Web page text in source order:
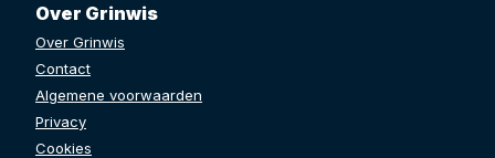
Over Grinwis
Over Grinwis
Contact
Algemene voorwaarden
Privacy
Cookies